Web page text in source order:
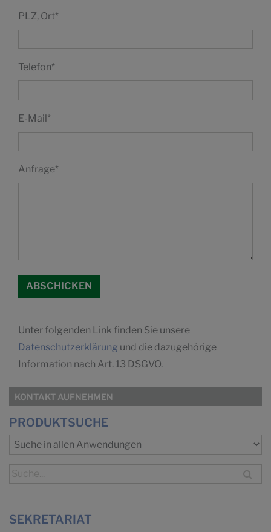
PLZ, Ort*
Telefon*
E-Mail*
Anfrage*
Unter folgenden Link finden Sie unsere
Datenschutzerklärung und die dazugehörige
Information nach Art. 13 DSGVO.
KONTAKT AUFNEHMEN
PRODUKTSUCHE
SEKRETARIAT